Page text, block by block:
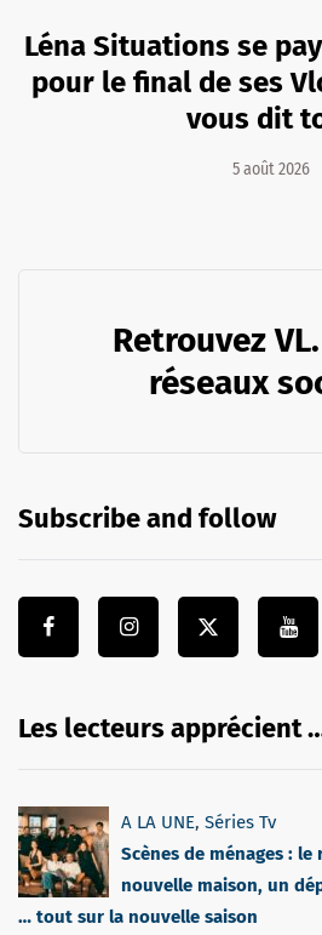
Léna Situations se
pour le final de ses
vous dit
5 août 2026
Retrouvez
réseaux
Subscribe and follow
Les lecteurs apprécient
A LA UNE, Séries Tv
Scènes de ménages :
nouvelle maison, un
… tout sur la nouvelle saison